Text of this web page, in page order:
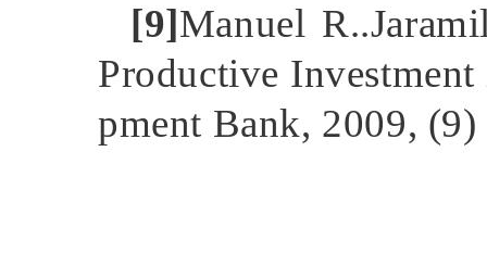
[9]Manuel
Productive
pment Bank, 2009,